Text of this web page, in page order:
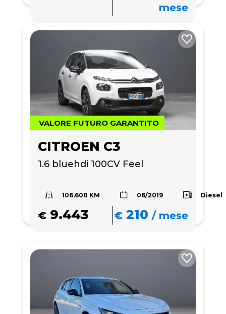
mese
VALORE FUTURO GARANTITO
CITROEN C3
1.6 bluehdi 100CV Feel
106.600 KM 06/2019 Diesel
€ 9.443 € 210 /mese